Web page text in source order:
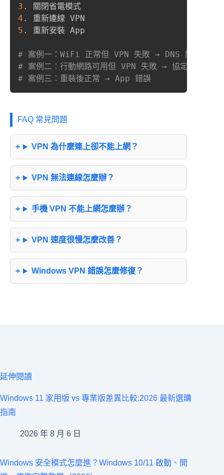
3
4
5 . 重新安裝 App
# 案例一：WiFi 正常但 VPN 失敗 → DNS 問題
# 案例二：行動網路可用但 VPN 失敗 → 協定問題
# 案例三：重裝後正常 → App 錯誤
FAQ 常見問題
VPN 為什麼連上卻不能上網？
VPN 無法連線怎麼辦？
手機 VPN 不能上網怎麼辦？
VPN 速度很慢怎麼改善？
Windows VPN 錯誤怎麼修復？
延伸閱讀
Windows 11 家用版 vs 專業版差異比較:2026 最新選購
指南
2026 年 8 月 6 日
Windows 安全模式怎麼進？Windows 10/11 啟動、開